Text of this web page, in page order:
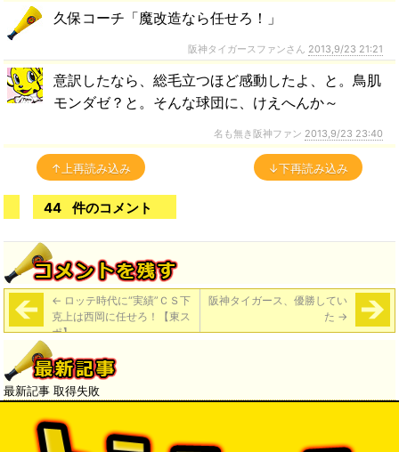
久保コーチ「魔改造なら任せろ！」
阪神タイガースファンさん 2013,9/23 21:21
意訳したなら、総毛立つほど感動したよ、と。鳥肌
モンダゼ？と。そんな球団に、けえへんか～
名も無き阪神ファン 2013,9/23 23:40
↑上再読み込み ↓下再読み込み
44 件のコメント
← ロッテ時代に“実績”ＣＳ下
克上は西岡に任せろ！【東ス
ポ】
阪神タイガース、優勝してい
た →
最新記事 取得失敗